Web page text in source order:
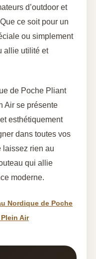
d’outdoor et
ce soit pour un
ou simplement
allie utilité et
de Poche Pliant
Air se présente
esthétiquement
dans toutes vos
laissez rien au
qui allie
moderne.
Nordique de Poche
Air